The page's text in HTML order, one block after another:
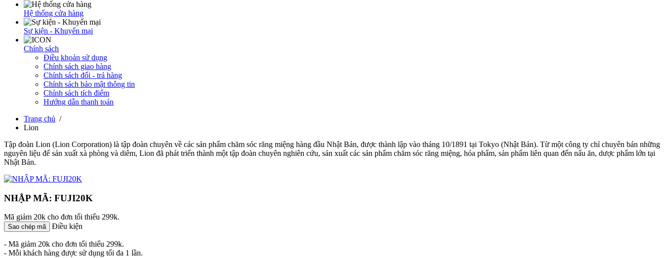
Hệ thống cửa hàng
Sự kiện - Khuyến mại
Chính sách
Điều khoản sử dụng
Chính sách giao hàng
Chính sách đổi - trả hàng
Chính sách bảo mật thông tin
Chính sách tích điểm
Hướng dẫn thanh toán
Trang chủ /
Lion
Tập đoàn Lion (Lion Corporation) là tập đoàn chuyên về các sản phẩm chăm sóc răng miệng hàng đầu Nhật Bản, được thành lập vào tháng 10/1891 tại Tokyo (Nhật Bản). Từ một công ty chỉ chuyên bán những
nguyên liệu để sản xuất xà phòng và diêm, Lion đã phát triển thành một tập đoàn chuyên nghiên cứu, sản xuất các sản phẩm chăm sóc răng miệng, hóa phẩm, sản phẩm liên quan đến nấu ăn, dược phẩm lớn tại
Nhật Bản.
NHẬP MÃ: FUJI20K
Mã giảm 20k cho đơn tối thiểu 299k.
Sao chép mã Điều kiện
- Mã giảm 20k cho đơn tối thiểu 299k.
- Mỗi khách hàng được sử dụng tối đa 1 lần.